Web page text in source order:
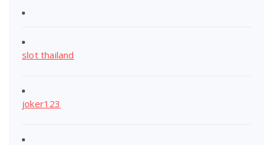
slot thailand
joker123